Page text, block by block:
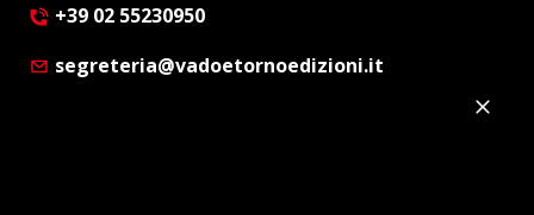
+39 02 55230950
segreteria@vadoetornoedizioni.it